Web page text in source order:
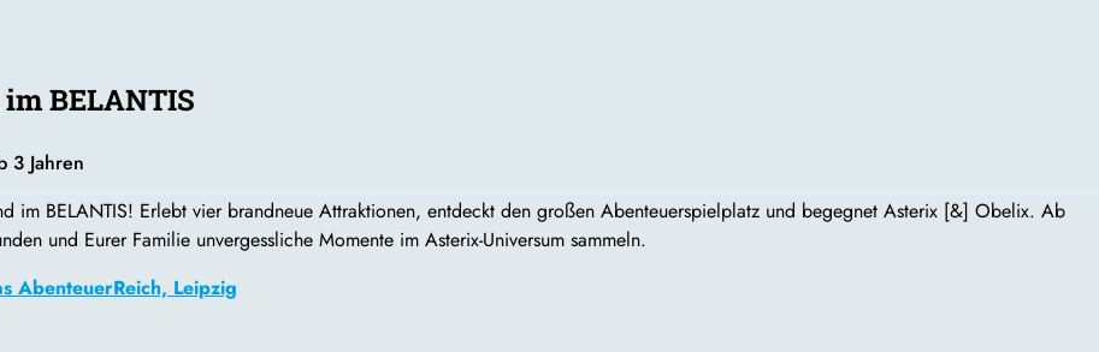
BELANTIS
3 Jahren
im BELANTIS! Erlebt vier brandneue Attraktionen, entdeckt den großen Abenteuerspielplatz und begegnet Asterix [&] Obelix. Ab
und Eurer Familie unvergessliche Momente im Asterix-Universum sammeln.
AbenteuerReich, Leipzig